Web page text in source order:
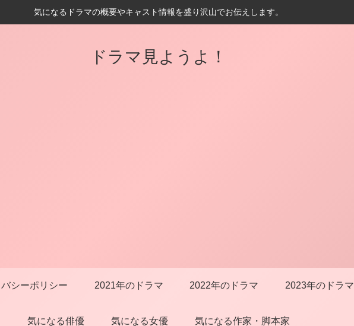
気になるドラマの概要やキャスト情報を盛り沢山でお伝えします。
ドラマ見ようよ！
シーポリシー 2021年のドラマ 2022年のドラマ 2023年のドラマ
気になる俳優 気になる女優 気になる作家・脚本家